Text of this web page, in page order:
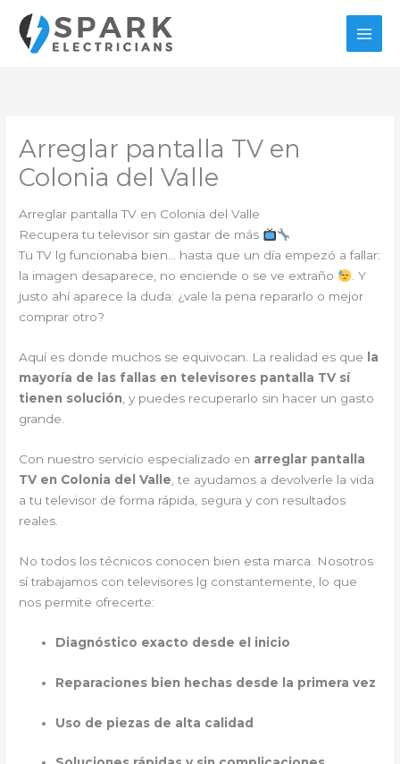
contenido
Arreglar pantalla TV en
Colonia del Valle
Arreglar pantalla TV en Colonia del Valle
Recupera tu televisor sin gastar de más
Tu TV lg funcionaba bien… hasta que un día empezó a fallar:
la imagen desaparece, no enciende o se ve extraño
. Y
justo ahí aparece la duda: ¿vale la pena repararlo o mejor
comprar otro?
Aquí es donde muchos se equivocan. La realidad es que
la
mayoría de las fallas en televisores pantalla TV sí
tienen solución , y puedes recuperarlo sin hacer un gasto
grande.
Con nuestro servicio especializado en arreglar pantalla
TV en Colonia del Valle , te ayudamos a devolverle la vida
a tu televisor de forma rápida, segura y con resultados
reales.
No todos los técnicos conocen bien esta marca. Nosotros
sí trabajamos con televisores lg constantemente, lo que
nos permite ofrecerte:
Diagnóstico exacto desde el inicio
Reparaciones bien hechas desde la primera vez
Uso de piezas de alta calidad